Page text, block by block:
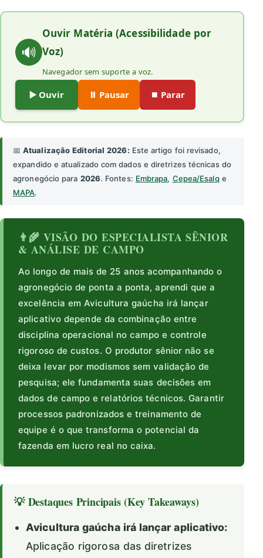
🔊
Ouvir Matéria (Acessibilidade por
Voz)
Navegador sem suporte a voz.
▶️ Ouvir ⏸️ Pausar ⏹️ Parar
📅Atualização Editorial 2026: Este artigo foi revisado,
expandido e atualizado com dados e diretrizes técnicas do
agronegócio para 2026. Fontes: Embrapa, Cepea/Esalq e
MAPA.
👨‍🌾 VISÃO DO ESPECIALISTA SÊNIOR
& ANÁLISE DE CAMPO
Ao longo de mais de 25 anos acompanhando o
agronegócio de ponta a ponta, aprendi que a
excelência em Avicultura gaúcha irá lançar
aplicativo depende da combinação entre
disciplina operacional no campo e controle
rigoroso de custos. O produtor sênior não se
deixa levar por modismos sem validação de
pesquisa; ele fundamenta suas decisões em
dados de campo e relatórios técnicos. Garantir
processos padronizados e treinamento de
equipe é o que transforma o potencial da
fazenda em lucro real no caixa.
💡 Destaques Principais (Key Takeaways)
Avicultura gaúcha irá lançar aplicativo:
Aplicação rigorosa das diretrizes